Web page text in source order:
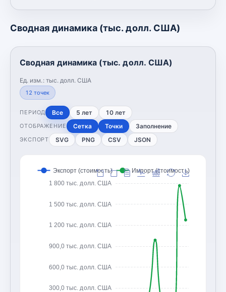
Сводная динамика (тыс. долл. США)
Сводная динамика (тыс. долл. США)
Ед. изм.: тыс. долл. США
12 точек
ПЕРИОД Все 5 лет 10 лет
ОТОБРАЖЕНИЕ Сетка Точки Заполнение
ЭКСПОРТ SVG PNG CSV JSON
300,0 тыс. долл. США
600,0 тыс. долл. США
900,0 тыс. долл. США
1 200 тыс. долл. США
1 500 тыс. долл. США
1 800 тыс. долл. США
Экспорт (стоимость) Импорт (стоимость)